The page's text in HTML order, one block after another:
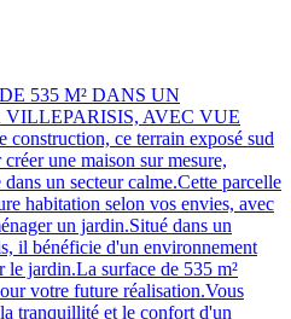
535 M² DANS UN
AVEC VUE
ce terrain exposé sud
une maison sur mesure,
un secteur calme.Cette parcelle
habitation selon vos envies, avec
un jardin.Situé dans un
il bénéficie d'un environnement
le jardin.La surface de 535 m²
votre future réalisation.Vous
tranquillité et le confort d'un